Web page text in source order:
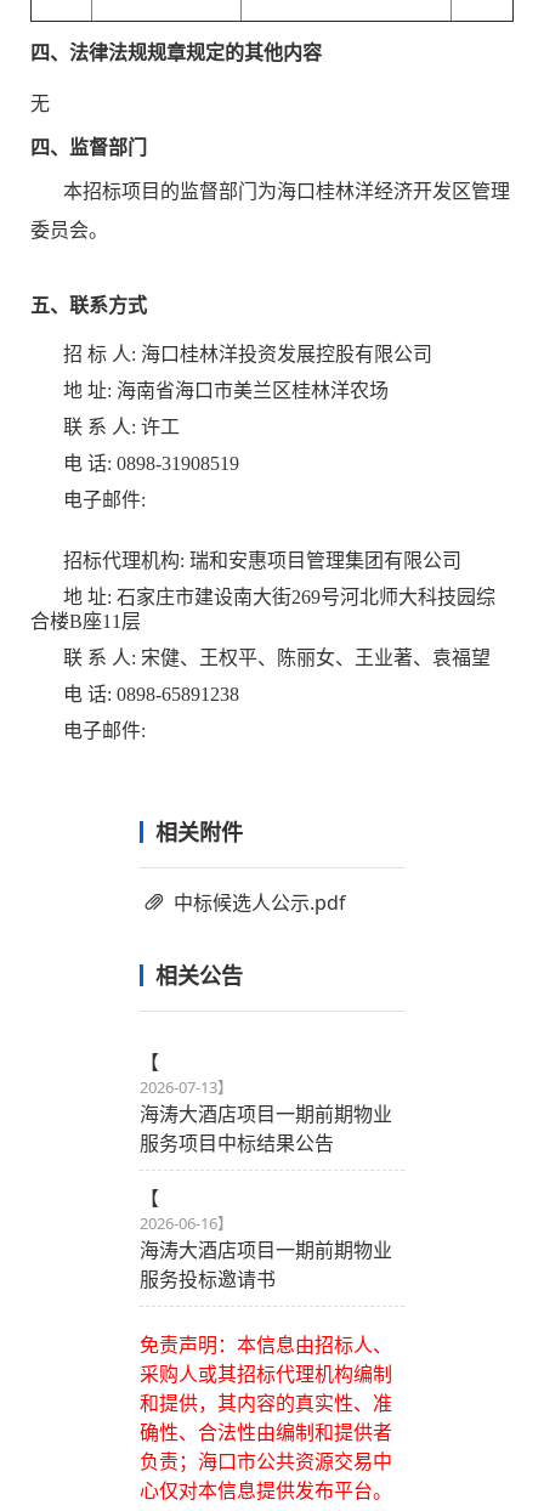
四、法律法规规章规定的其他内容
无
四、监督部门
本招标项目的监督部门为海口桂林洋经济开发区管理
委员会。
五、联系方式
招 标 人: 海口桂林洋投资发展控股有限公司
地 址: 海南省海口市美兰区桂林洋农场
联 系 人: 许工
电 话: 0898-31908519
电子邮件:
招标代理机构: 瑞和安惠项目管理集团有限公司
地 址: 石家庄市建设南大街269号河北师大科技园综
合楼B座11层
联 系 人: 宋健、王权平、陈丽女、王业著、袁福望
电 话: 0898-65891238
电子邮件:
相关附件
中标候选人公示.pdf
相关公告
【
2026-07-13】
海涛大酒店项目一期前期物业
服务项目中标结果公告
【
2026-06-16】
海涛大酒店项目一期前期物业
服务投标邀请书
免责声明：本信息由招标人、
采购人或其招标代理机构编制
和提供，其内容的真实性、准
确性、合法性由编制和提供者
负责；海口市公共资源交易中
心仅对本信息提供发布平台。